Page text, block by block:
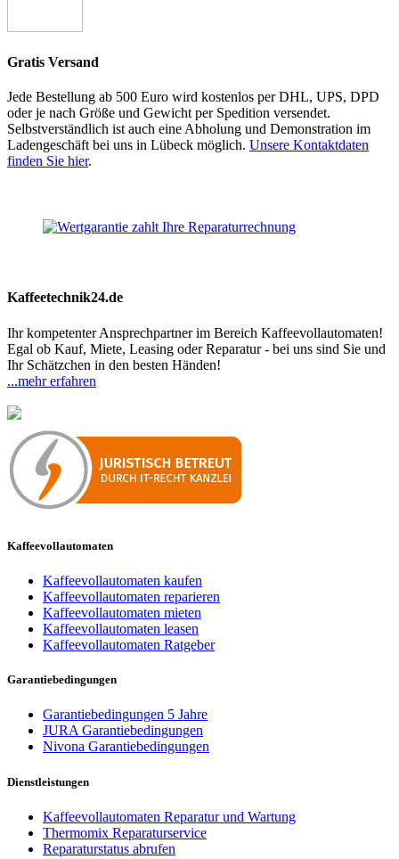
Gratis Versand
Jede Bestellung ab 500 Euro wird kostenlos per DHL, UPS, DPD
oder je nach Größe und Gewicht per Spedition versendet.
Selbstverständlich ist auch eine Abholung und Demonstration im
Ladengeschäft bei uns in Lübeck möglich. Unsere Kontaktdaten
finden Sie hier.
Kaffeetechnik24.de
Ihr kompetenter Ansprechpartner im Bereich Kaffeevollautomaten!
Egal ob Kauf, Miete, Leasing oder Reparatur - bei uns sind Sie und
Ihr Schätzchen in den besten Händen!
...mehr erfahren
Kaffeevollautomaten
Kaffeevollautomaten kaufen
Kaffeevollautomaten reparieren
Kaffeevollautomaten mieten
Kaffeevollautomaten leasen
Kaffeevollautomaten Ratgeber
Garantiebedingungen
Garantiebedingungen 5 Jahre
JURA Garantiebedingungen
Nivona Garantiebedingungen
Dienstleistungen
Kaffeevollautomaten Reparatur und Wartung
Thermomix Reparaturservice
Reparaturstatus abrufen